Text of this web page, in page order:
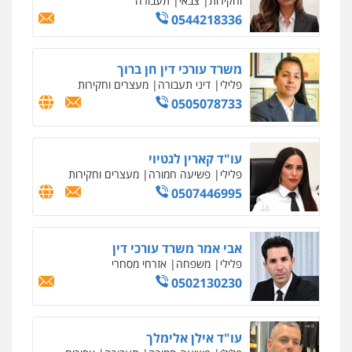
0549911449
עו"ד יניב זוסמן
פלילי כלכלי פשיעה חמורה מעצרים
וחקירות
0525199949
עו"ד אסף גונן
פלילי פשע חמור תעבורה צבא מעצרים
וחקירות
0542255161
גל דהן – משרד עורך דין פלילי
פלילי פשיעה חמורה סמים
וחקירות
0544723840
עו"ד ראוף נג'אר
פלילי עורכי דין לענייני אסירים מעצרים